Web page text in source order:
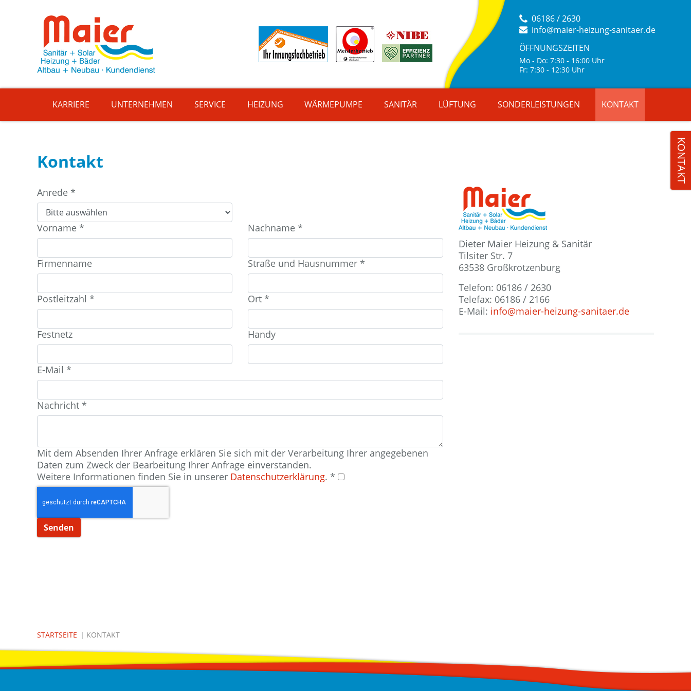
KONTAKT
06186 / 2630
info@maier-heizung-sanitaer.de
ÖFFNUNGSZEITEN
Mo - Do: 7:30 - 16:00 Uhr
Fr: 7:30 - 12:30 Uhr
KARRIERE UNTERNEHMEN SERVICE HEIZUNG WÄRMEPUMPE SANITÄR LÜFTUNG SONDERLEISTUNGEN KONTAKT
Kontakt
Anrede *
Vorname * Nachname *
Firmenname Straße und Hausnummer *
Postleitzahl * Ort *
Festnetz Handy
E-Mail *
Nachricht *
Mit dem Absenden Ihrer Anfrage erklären Sie sich mit der Verarbeitung Ihrer angegebenen
Daten zum Zweck der Bearbeitung Ihrer Anfrage einverstanden.
Weitere Informationen finden Sie in unserer Datenschutzerklärung. *
Senden
Dieter Maier Heizung & Sanitär
Tilsiter Str. 7
63538 Großkrotzenburg
Telefon: 06186 / 2630
Telefax: 06186 / 2166
E-Mail: info@maier-heizung-sanitaer.de
STARTSEITE | KONTAKT